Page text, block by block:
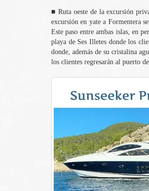
■ Ruta oeste de la excursión
excursión en yate a Formentera
Este paso entre ambas islas, en
playa de Ses Illetes donde los
donde, además de su cristalina
los clientes regresarán al puerto